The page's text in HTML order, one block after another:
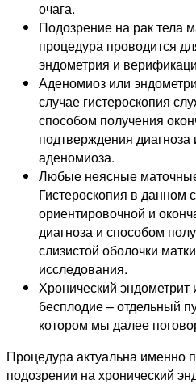
очага.
Подозрение на рак тела
процедура проводится
эндометрия и
Аденомиоз или
случае гистероскопия
способом получения
подтверждения
аденомиоза.
Любые неясные
Гистероскопия в данном
ориентировочной и
диагноза и способом
слизистой оболочки
исследования.
Хронический
бесплодие – отдельный
котором мы далее
Процедура актуальна именно
подозрении на хронический